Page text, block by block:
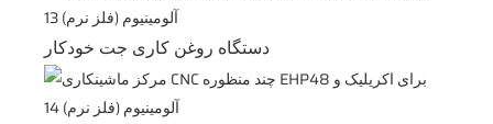
دستگاه روغن کاری جت خودکار